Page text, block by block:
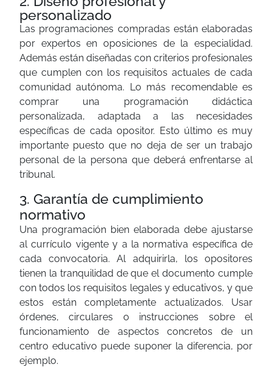
personalizado
Las programaciones compradas están elaboradas
por expertos en oposiciones de la especialidad.
Además están diseñadas con criterios profesionales
que cumplen con los requisitos actuales de cada
comunidad autónoma. Lo más recomendable es
comprar una programación didáctica
personalizada, adaptada a las necesidades
específicas de cada opositor. Esto último es muy
importante puesto que no deja de ser un trabajo
personal de la persona que deberá enfrentarse al
tribunal.
3. Garantía de cumplimiento
normativo
Una programación bien elaborada debe ajustarse
al currículo vigente y a la normativa específica de
cada convocatoria. Al adquirirla, los opositores
tienen la tranquilidad de que el documento cumple
con todos los requisitos legales y educativos, y que
estos están completamente actualizados. Usar
órdenes, circulares o instrucciones sobre el
funcionamiento de aspectos concretos de un
centro educativo puede suponer la diferencia, por
ejemplo.